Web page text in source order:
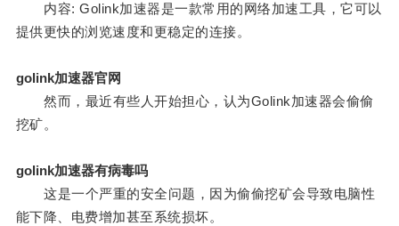
内容: Golink加速器是一款常用的网络加速工具，它可以
提供更快的浏览速度和更稳定的连接。
golink加速器官网
然而，最近有些人开始担心，认为Golink加速器会偷偷
挖矿。
golink加速器有病毒吗
这是一个严重的安全问题，因为偷偷挖矿会导致电脑性
能下降、电费增加甚至系统损坏。